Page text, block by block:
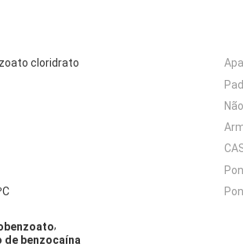
cloridrato
,
de benzocaína